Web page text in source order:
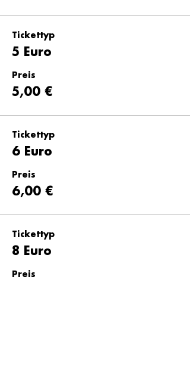
Tickettyp
5 Euro
Preis
5,00 €
Tickettyp
6 Euro
Preis
6,00 €
Tickettyp
8 Euro
Preis